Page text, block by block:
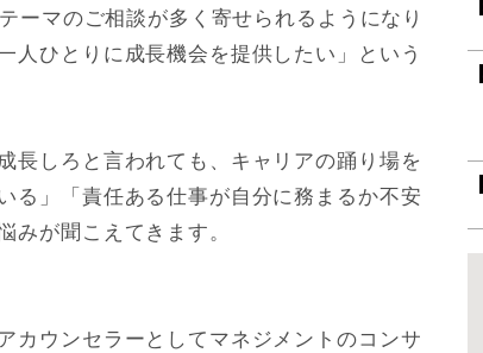
ーマのご相談が多く寄せられるようになり
人ひとりに成長機会を提供したい」という
しろと言われても、キャリアの踊り場を
る」「責任ある仕事が自分に務まるか不安
が聞こえてきます。
ウンセラーとしてマネジメントのコンサ